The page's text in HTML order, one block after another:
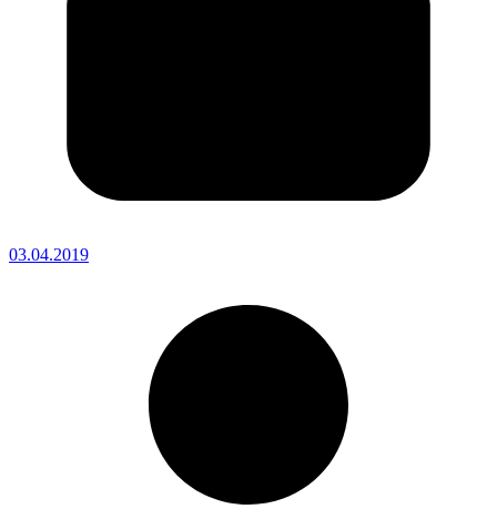
03.04.2019